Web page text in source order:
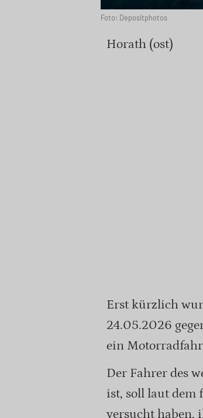
Foto: Depositphotos
Horath (ost)
Erst kürzlich
24.05.2026
ein
Der Fahrer des
ist, soll laut dem
versucht haben,